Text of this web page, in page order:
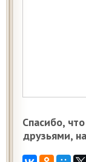
Спасибо,
друзьями,